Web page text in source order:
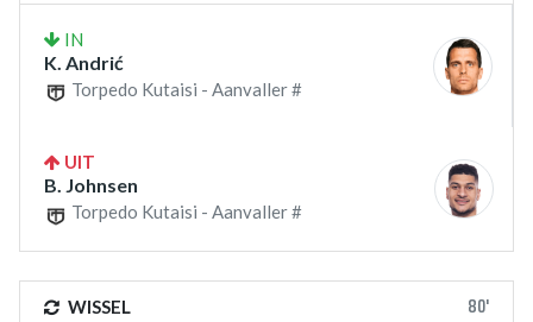
IN
K. Andrić
Torpedo Kutaisi - Aanvaller #
UIT
B. Johnsen
Torpedo Kutaisi - Aanvaller #
WISSEL 80'